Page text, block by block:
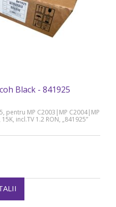
Black - 841925
pentru MP C2003|MP C2004|MP
incl.TV 1.2 RON, „841925”